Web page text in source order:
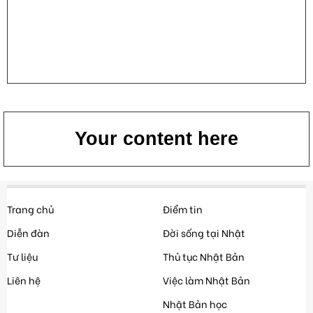
Your content here
Trang chủ
Diễn đàn
Tư liệu
Liên hệ
Điểm tin
Đời sống tại Nhật
Thủ tục Nhật Bản
Việc làm Nhật Bản
Nhật Bản học